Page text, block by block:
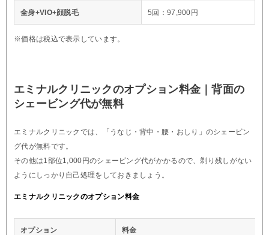
全身+VIO+顔脱毛 5回：97,900円
※価格は税込で表示しています。
エミナルクリニックのオプション料金｜背面の
シェービング代が無料
エミナルクリニックでは、「うなじ・背中・腰・おしり」のシェービン
グ代が無料です。
その他は1部位1,000円のシェービング代がかかるので、剃り残しがない
ようにしっかり自己処理をしておきましょう。
エミナルクリニックのオプション料金
オプション 料金